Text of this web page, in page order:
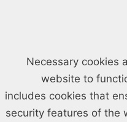
Necessary cookies
website to
includes cookies that
security features of the